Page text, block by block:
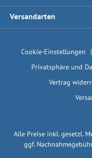
Versandarten
Cookie-Einstellungen
Privatsphäre und
Vertrag
Alle Preise inkl. gesetzl.
ggf.